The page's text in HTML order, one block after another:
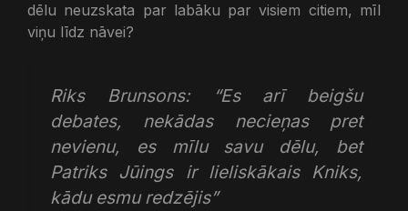
dēlu neuzskata par labāku par visiem citiem, mīl
viņu līdz nāvei?
Riks Brunsons: “Es arī beigšu
debates, nekādas necieņas pret
nevienu, es mīlu savu dēlu, bet
Patriks Jūings ir lieliskākais Kniks,
kādu esmu redzējis”